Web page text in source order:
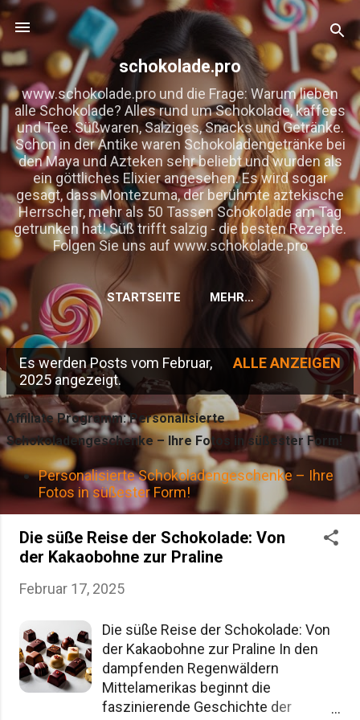
Direkt zum Hauptbereich
schokolade.pro
www.schokolade.pro und die Frage: Warum lieben
alle Schokolade? Alles rund um Schokolade, kaffees
und Tee. Süßwaren, Salziges, Snacks und Getränke.
Schon in der Antike waren Schokoladengetränke bei
den Maya und Azteken sehr beliebt und wurden als
ein göttliches Elixier angesehen. Es wird sogar
gesagt, dass Montezuma, der berühmte aztekische
Herrscher, mehr als 50 Tassen Schokolade am Tag
getrunken hat! Süß trifft salzig - die besten Rezepte.
Folgen Sie uns auf www.schokolade.pro
STARTSEITE MEHR…
P
o
s
t
s
Es werden Posts vom Februar,
2025 angezeigt.
ALLE ANZEIGEN
Affiliate Programm: Personalisierte
Schokoladengeschenke – Ihre Fotos in süßester Form!
Personalisierte Schokoladengeschenke – Ihre
Fotos in süßester Form!
Die süße Reise der Schokolade: Von
der Kakaobohne zur Praline
Februar 17, 2025
Die süße Reise der Schokolade: Von
der Kakaobohne zur Praline In den
dampfenden Regenwäldern
Mittelamerikas beginnt die
faszinierende Geschichte der